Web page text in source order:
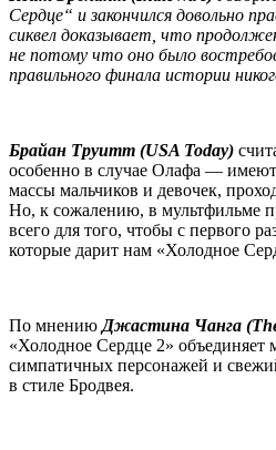
Сердце“ и закончился довольно
сиквел доказывает, что
не потому что оно было
правильного финала истории
Брайан Труитт (USA Today)
особенно в случае Олафа —
массы мальчиков и девочек,
Но, к сожалению, в мультфильме
всего для того, чтобы с первого
которые дарит нам «Холодное
По мнению Джастина Чанга
«Холодное Сердце 2» объединяет
симпатичных персонажей и
в стиле Бродвея.